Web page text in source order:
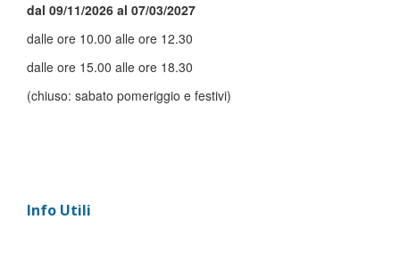
dal 09/11/2026 al 07/03/2027
dalle ore 10.00 alle ore 12.30
dalle ore 15.00 alle ore 18.30
(chiuso: sabato pomeriggio e festivi)
Info Utili